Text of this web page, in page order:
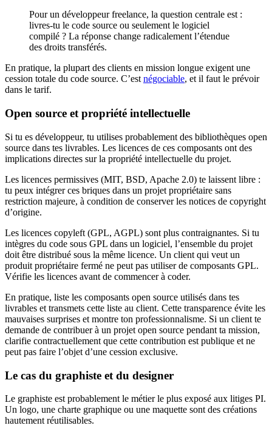
Pour un développeur freelance, la question centrale est :
livres-tu le code source ou seulement le logiciel
compilé ? La réponse change radicalement l’étendue
des droits transférés.
En pratique, la plupart des clients en mission longue exigent une
cession totale du code source. C’estnégociable, et il faut le prévoir
dans le tarif.
Open source et propriété intellectuelle
Si tu es développeur, tu utilises probablement des bibliothèques open
source dans tes livrables. Les licences de ces composants ont des
implications directes sur la propriété intellectuelle du projet.
Les licences permissives (MIT, BSD, Apache 2.0) te laissent libre :
tu peux intégrer ces briques dans un projet propriétaire sans
restriction majeure, à condition de conserver les notices de copyright
d’origine.
Les licences copyleft (GPL, AGPL) sont plus contraignantes. Si tu
intègres du code sous GPL dans un logiciel, l’ensemble du projet
doit être distribué sous la même licence. Un client qui veut un
produit propriétaire fermé ne peut pas utiliser de composants GPL.
Vérifie les licences avant de commencer à coder.
En pratique, liste les composants open source utilisés dans tes
livrables et transmets cette liste au client. Cette transparence évite les
mauvaises surprises et montre ton professionnalisme. Si un client te
demande de contribuer à un projet open source pendant ta mission,
clarifie contractuellement que cette contribution est publique et ne
peut pas faire l’objet d’une cession exclusive.
Le cas du graphiste et du designer
Le graphiste est probablement le métier le plus exposé aux litiges PI.
Un logo, une charte graphique ou une maquette sont des créations
hautement réutilisables.